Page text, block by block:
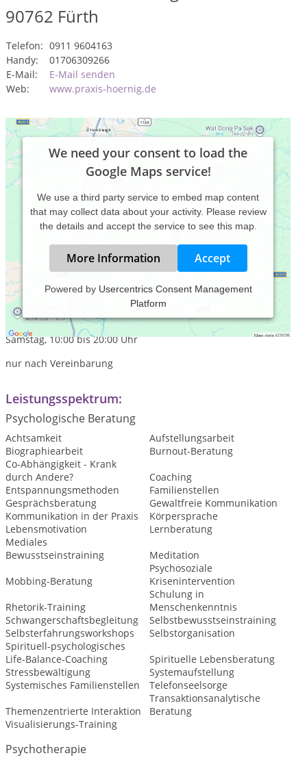
90762 Fürth
Telefon: 0911 9604163
Handy:
01706309266
E-Mail:
E-Mail senden
Web:
www.praxis-hoernig.de
We need your consent to load the
Google Maps service!
We use a third party service to embed map content
that may collect data about your activity. Please review
the details and accept the service to see this map.
More Information Accept
Powered by Usercentrics Consent Management
Platform
Praxiszeiten:
Dienstag, 10:00 bis 20:00 Uhr
Samstag, 10:00 bis 20:00 Uhr
nur nach Vereinbarung
Leistungsspektrum:
Psychologische Beratung
Achtsamkeit
Aufstellungsarbeit
Biographiearbeit
Burnout-Beratung
Co-Abhängigkeit - Krank
durch Andere?
Coaching
Entspannungsmethoden
Familienstellen
Gesprächsberatung
Gewaltfreie Kommunikation
Kommunikation in der Praxis
Körpersprache
Lebensmotivation
Lernberatung
Mediales
Bewusstseinstraining
Meditation
Mobbing-Beratung
Psychosoziale
Krisenintervention
Rhetorik-Training
Schulung in
Menschenkenntnis
Schwangerschaftsbegleitung
Selbstbewusstseinstraining
Selbsterfahrungsworkshops
Selbstorganisation
Spirituell-psychologisches
Life-Balance-Coaching
Spirituelle Lebensberatung
Stressbewältigung
Systemaufstellung
Systemisches Familienstellen
Telefonseelsorge
Themenzentrierte Interaktion
Transaktionsanalytische
Beratung
Visualisierungs-Training
Psychotherapie